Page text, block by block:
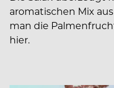
aromatischen Mix
man die
hier.